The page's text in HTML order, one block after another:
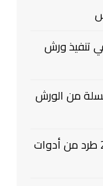
تنفيذ ورش
من الورش
جمعية لجان المرأة الفلسطينية توزع 250 طرد من أدوات